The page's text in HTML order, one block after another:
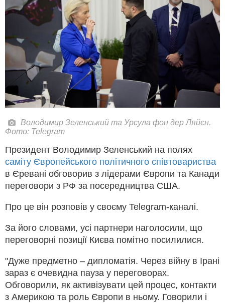
Володимир Зеленський та Урсула фон дер Ляйєн.
Фото: Telegram
Президент Володимир Зеленський на полях
саміту Європейського політичного співтовариства
в Єревані обговорив з лідерами Європи та Канади
переговори з РФ за посередництва США.
Про це він розповів у своєму Telegram-каналі.
За його словами, усі партнери наголосили, що
переговорні позиції Києва помітно посилилися.
"Дуже предметно – дипломатія. Через війну в Ірані
зараз є очевидна пауза у переговорах.
Обговорили, як активізувати цей процес, контакти
з Америкою та роль Європи в ньому. Говорили і